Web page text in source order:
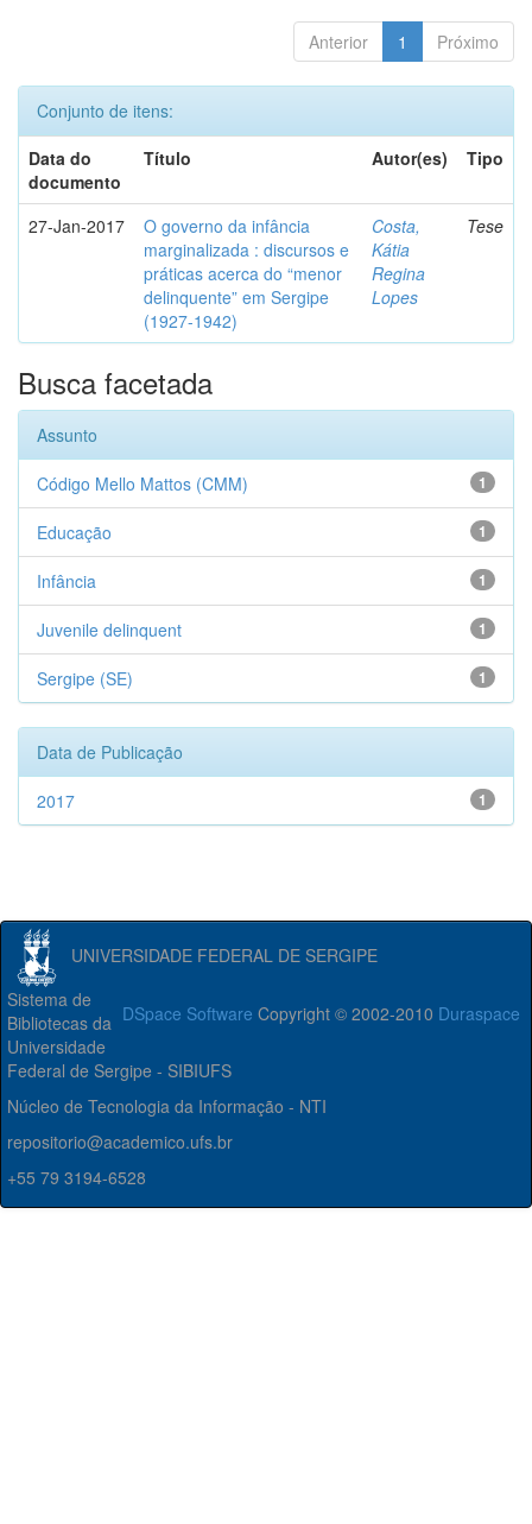
Anterior 1 Próximo
Conjunto de itens:
Data do
documento
Título Autor(es) Tipo
27-Jan-2017
O governo da infância
marginalizada : discursos e
práticas acerca do “menor
delinquente” em Sergipe
(1927-1942)
Costa,
Kátia
Regina
Lopes
Tese
Busca facetada
Assunto
1
Código Mello Mattos (CMM)
1
Educação
1
Infância
1
Juvenile delinquent
1
Sergipe (SE)
Data de Publicação
1
2017
UNIVERSIDADE FEDERAL DE SERGIPE
DSpace Software Copyright © 2002-2010 Duraspace
Sistema de
Bibliotecas da
Universidade
Federal de Sergipe - SIBIUFS
Núcleo de Tecnologia da Informação - NTI
repositorio@academico.ufs.br
+55 79 3194-6528